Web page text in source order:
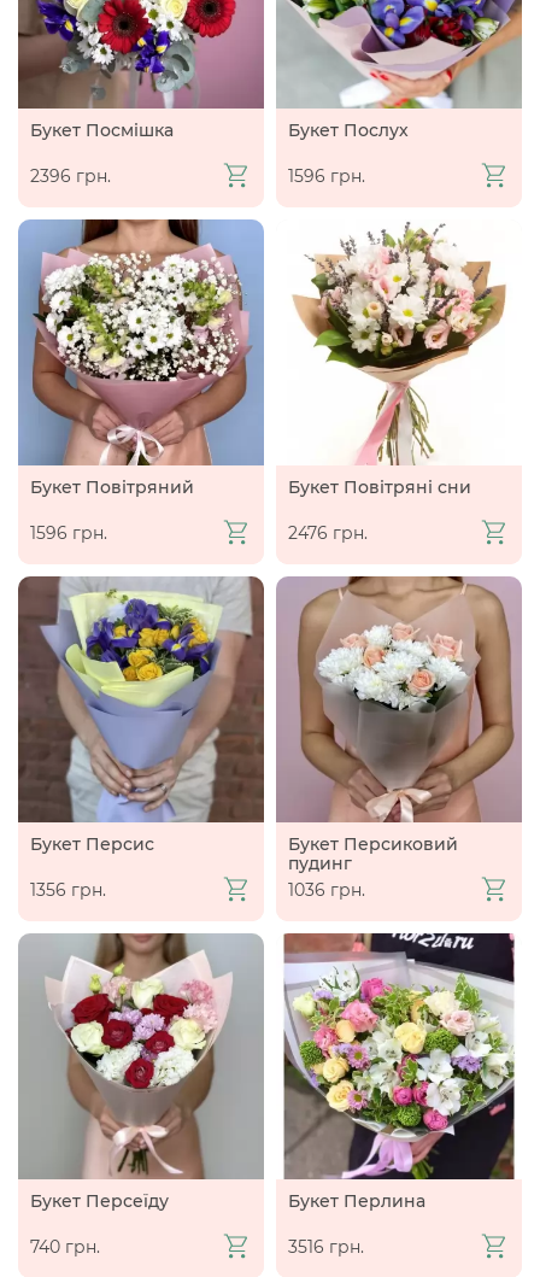
Букет Посмішка
2396 грн.
Букет Послух
1596 грн.
Букет Повітряний
1596 грн.
Букет Повітряні сни
2476 грн.
Букет Персис
1356 грн.
Букет Персиковий
пудинг
1036 грн.
Букет Персеїду
740 грн.
Букет Перлина
3516 грн.